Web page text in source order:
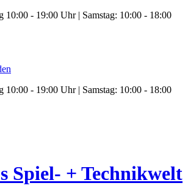
10:00 - 19:00 Uhr | Samstag: 10:00 - 18:00
10:00 - 19:00 Uhr | Samstag: 10:00 - 18:00